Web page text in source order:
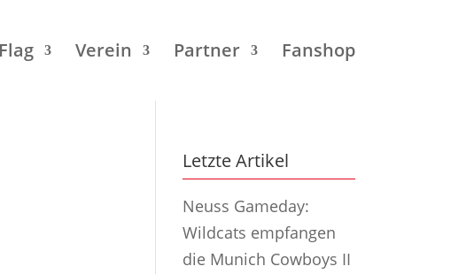
Verein Partner Fanshop
Letzte Artikel
Neuss Gameday:
Wildcats empfangen
die Munich Cowboys II